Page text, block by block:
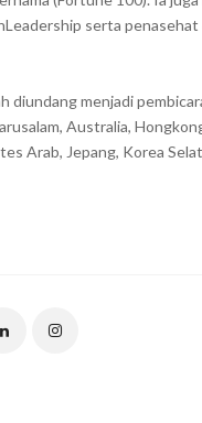
serta penasehat
diundang menjadi
Australia,
Arab, Jepang, Korea